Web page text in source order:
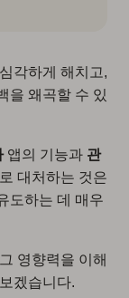
각하게 해치고,
을 왜곡할 수 있
앱의 기능과 관
대처하는 것은
도하는 데 매우
영향력을 이해
겠습니다.